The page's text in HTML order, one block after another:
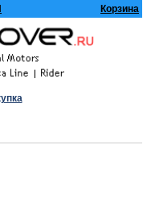
Корзина